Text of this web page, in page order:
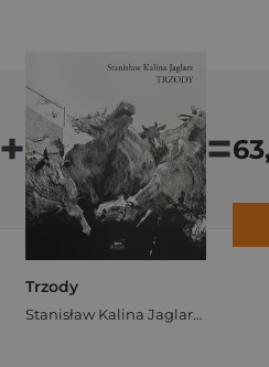
+
Trzody
Stanisław Kalina Jaglarz
=